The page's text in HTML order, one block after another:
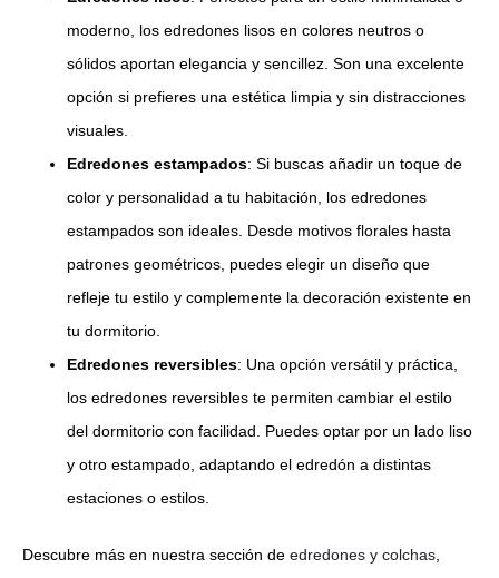
moderno, los edredones lisos en colores neutros o
sólidos aportan elegancia y sencillez. Son una excelente
opción si prefieres una estética limpia y sin distracciones
visuales.
Edredones estampados: Si buscas añadir un toque de
color y personalidad a tu habitación, los edredones
estampados son ideales. Desde motivos florales hasta
patrones geométricos, puedes elegir un diseño que
refleje tu estilo y complemente la decoración existente en
tu dormitorio.
Edredones reversibles: Una opción versátil y práctica,
los edredones reversibles te permiten cambiar el estilo
del dormitorio con facilidad. Puedes optar por un lado liso
y otro estampado, adaptando el edredón a distintas
estaciones o estilos.
Descubre más en nuestra sección de edredones y colchas